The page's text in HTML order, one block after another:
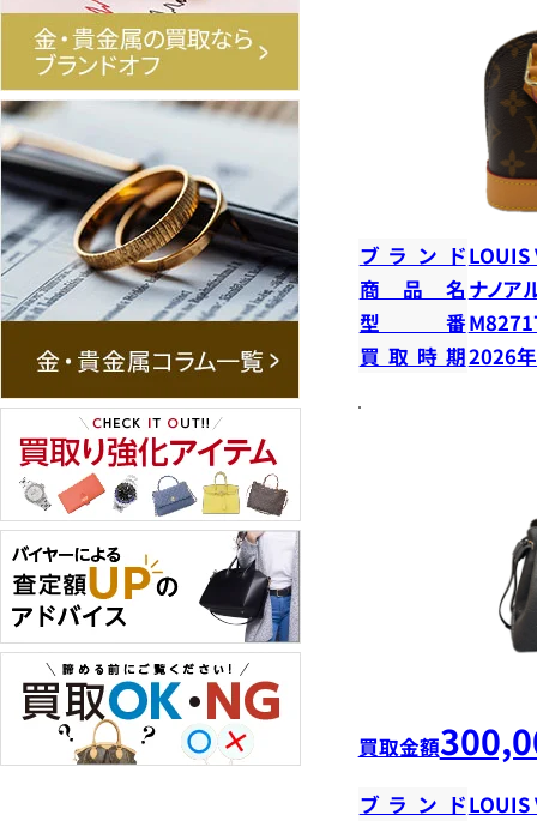
ブランドLOUIS
商品名 ナノア
型番
買取時期2026
買取金額
ブランドLOUIS